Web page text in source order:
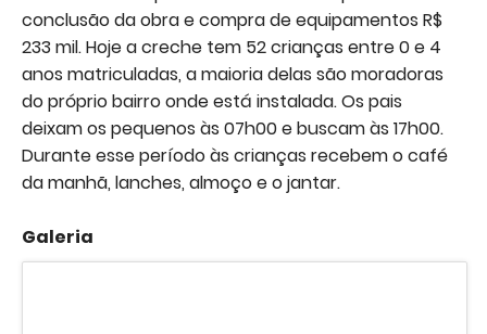
conclusão da obra e compra de equipamentos R$
233 mil. Hoje a creche tem 52 crianças entre 0 e 4
anos matriculadas, a maioria delas são moradoras
do próprio bairro onde está instalada. Os pais
deixam os pequenos às 07h00 e buscam às 17h00.
Durante esse período às crianças recebem o café
da manhã, lanches, almoço e o jantar.
Galeria